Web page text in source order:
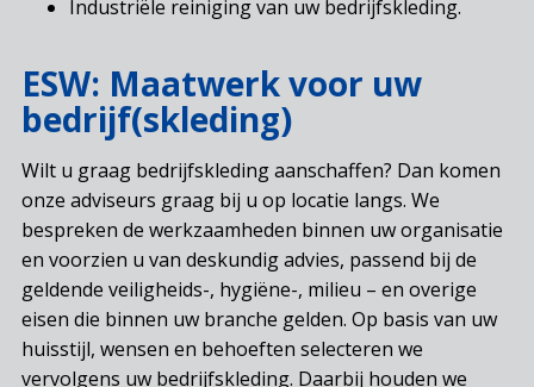
Industriële reiniging van uw bedrijfskleding.
ESW: Maatwerk voor uw
bedrijf(skleding)
Wilt u graag bedrijfskleding aanschaffen? Dan komen
onze adviseurs graag bij u op locatie langs. We
bespreken de werkzaamheden binnen uw organisatie
en voorzien u van deskundig advies, passend bij de
geldende veiligheids-, hygiëne-, milieu – en overige
eisen die binnen uw branche gelden. Op basis van uw
huisstijl, wensen en behoeften selecteren we
vervolgens uw bedrijfskleding. Daarbij houden we